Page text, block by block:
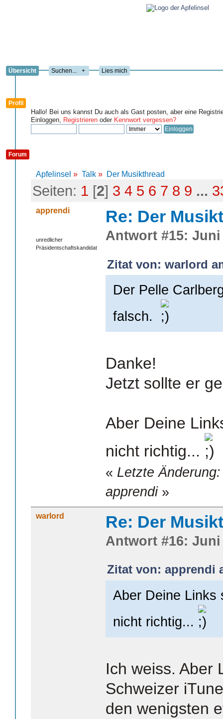
Übersicht + Lies mich
Profil
Hallo! Bei uns kannst Du auch als Gast posten, aber eine
Einloggen, Registrieren oder Kennwort vergessen?
Forum
Apfelinsel » Talk » Der Musikthread
Seiten: 1 [2] 3 4 5 6 7 8 9 ...
apprendi
unredlicher
Präsidentschaftskandidat
Re: Der
Antwort #15: Juni
Zitat von: warlord
Der Pelle
falsch.
Danke!
Jetzt sollte er
Aber Deine
nicht richtig...
« Letzte
apprendi»
warlord Re: Der
Antwort #16: Juni
Zitat von: apprendi
Aber Deine Links
nicht richtig...
Ich weiss. Aber
Schweizer
den wenigsten